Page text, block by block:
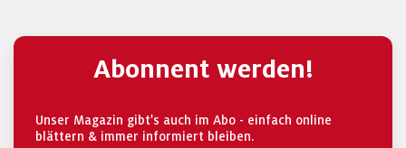
Abonnent werden!
Unser Magazin gibt's auch im Abo - einfach online
blättern & immer informiert bleiben.